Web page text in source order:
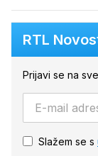
RTL
Prijavi se na
Slažem se s